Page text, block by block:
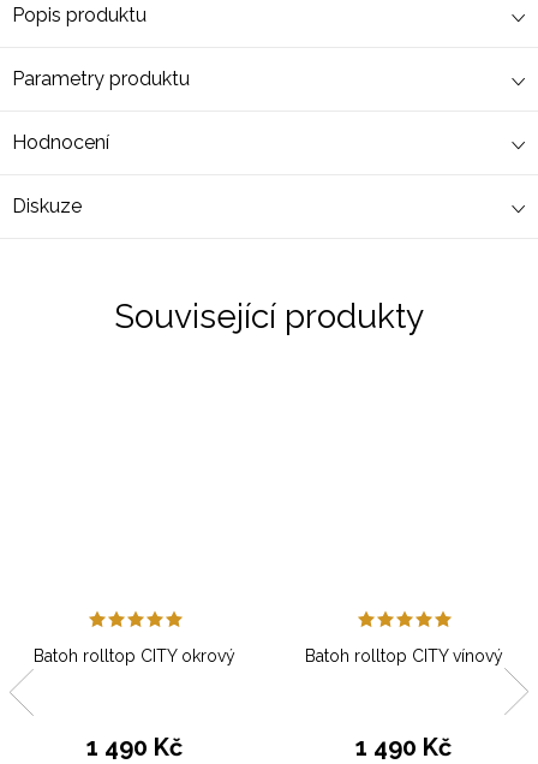
Popis produktu
Parametry produktu
Hodnocení
Diskuze
Související produkty
Batoh rolltop CITY okrový
1 490 Kč
Batoh rolltop CITY vínový
1 490 Kč